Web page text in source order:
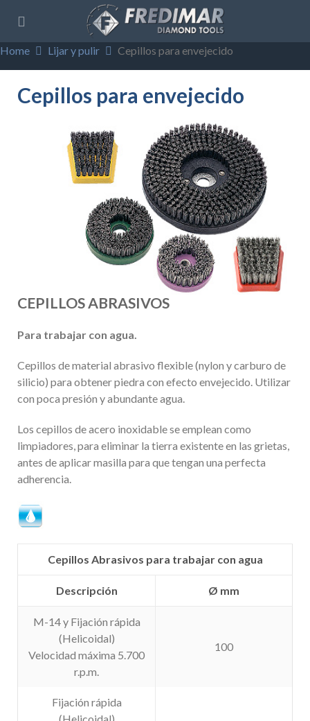
Home Lijar y pulir Cepillos para envejecido
Cepillos para envejecido
CEPILLOS ABRASIVOS
Para trabajar con agua.
Cepillos de material abrasivo flexible (nylon y carburo de
silicio) para obtener piedra con efecto envejecido. Utilizar
con poca presión y abundante agua.
Los cepillos de acero inoxidable se emplean como
limpiadores, para eliminar la tierra existente en las grietas,
antes de aplicar masilla para que tengan una perfecta
adherencia.
Cepillos Abrasivos para trabajar con agua
Descripción Ø mm
M-14 y Fijación rápida
(Helicoidal)
Velocidad máxima 5.700
r.p.m.
100
Fijación rápida